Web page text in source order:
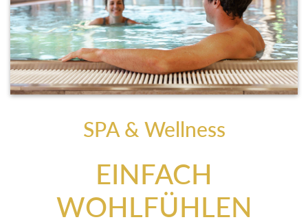
SPA & Wellness
EINFACH
WOHLFÜHLEN